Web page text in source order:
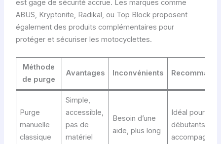
est gage de sécurité accrue. Les marques comme
ABUS, Kryptonite, Radikal, ou Top Block proposent
également des produits complémentaires pour
protéger et sécuriser les motocyclettes.
Méthode
de purge
Avantages Inconvénients
Purge
manuelle
classique
Simple,
accessible,
pas de
matériel
Besoin d’une
aide, plus long
Idéal pour
débutants
accompagnés